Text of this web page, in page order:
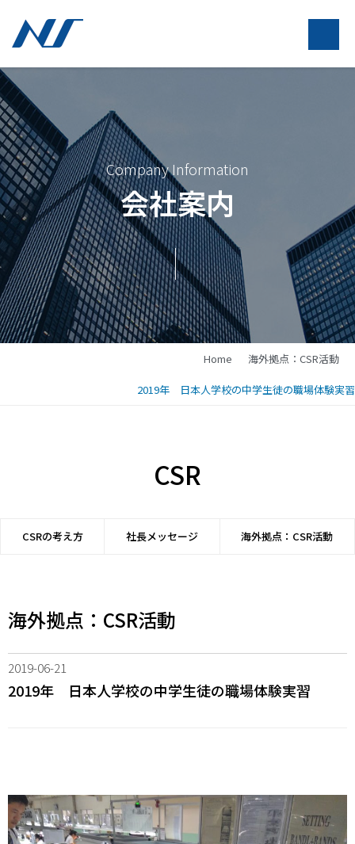
Company Information
会社案内
Home 海外拠点：CSR活動
2019年 日本人学校の中学生徒の職場体験実習
CSR
CSRの考え方 社長メッセージ 海外拠点：CSR活動
海外拠点：CSR活動
2019-06-21
2019年 日本人学校の中学生徒の職場体験実習